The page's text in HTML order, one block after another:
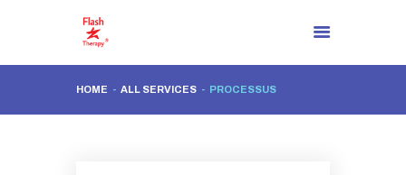
HOME ALL SERVICES PROCESSUS
PAGE D’ACCUEIL